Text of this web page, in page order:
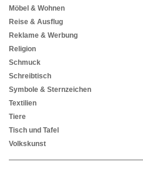
Möbel & Wohnen
Reise & Ausflug
Reklame & Werbung
Religion
Schmuck
Schreibtisch
Symbole & Sternzeichen
Textilien
Tiere
Tisch und Tafel
Volkskunst